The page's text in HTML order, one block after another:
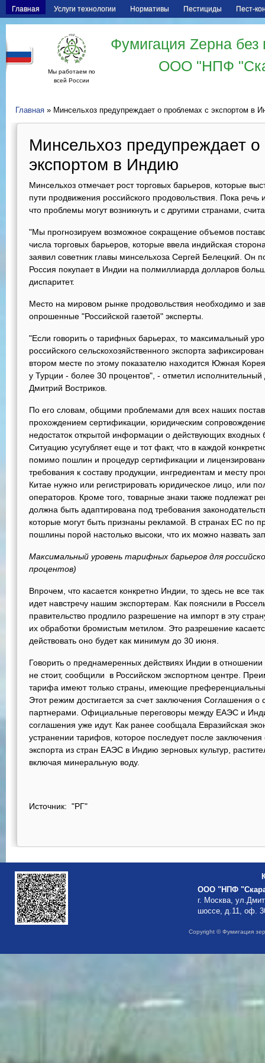
Главная Услуги технологии Нормативы Пестициды Пест-
Мы работаем по
всей России
Фумигация Zерна
ООО "НПФ
Главная » Минсельхоз предупреждает о проблемах с экспортом в
Минсельхоз предупреждает
экспортом в Индию
Минсельхоз отмечает рост торговых барьеров, которые
пути продвижения российского продовольствия. Пока
что проблемы могут возникнуть и с другими странами,
"Мы прогнозируем возможное сокращение объемов
числа торговых барьеров, которые ввела индийская
заявил советник главы минсельхоза Сергей Белецкий. Он
Россия покупает в Индии на полмиллиарда долларов
диспаритет.
Место на мировом рынке продовольствия необходимо и
опрошенные "Российской газетой" эксперты.
"Если говорить о тарифных барьерах, то максимальный
российского сельскохозяйственного экспорта
втором месте по этому показателю находится Южная
у Турции - более 30 процентов", - отметил
Дмитрий Востриков.
По его словам, общими проблемами для всех наших
прохождением сертификации, юридическим
недостаток открытой информации о действующих
Ситуацию усугубляет еще и тот факт, что в каждой
помимо пошлин и процедур сертификации и
требования к составу продукции, ингредиентам и месту
Китае нужно или регистрировать юридическое лицо, или
операторов. Кроме того, товарные знаки также подлежат
должна быть адаптирована под требования
которые могут быть признаны рекламой. В странах ЕС по
пошлины порой настолько высоки, что их можно назвать
Максимальный уровень тарифных барьеров для
процентов)
Впрочем, что касается конкретно Индии, то здесь не все
идет навстречу нашим экспортерам. Как пояснили в
правительство продлило разрешение на импорт в эту
их обработки бромистым метилом. Это разрешение
действовать оно будет как минимум до 30 июня.
Говорить о преднамеренных действиях Индии в отношении
не стоит, сообщили в Российском экспортном центре.
тарифа имеют только страны, имеющие
Этот режим достигается за счет заключения Соглашения о
партнерами. Официальные переговоры между ЕАЭС и
соглашения уже идут. Как ранее сообщала Евразийская
устранении тарифов, которое последует после заключения
экспорта из стран ЕАЭС в Индию зерновых культур,
включая минеральную воду.
Источник: "РГ"
ООО "НПФ
г. Москва,
шоссе, д.11, оф.
Copyright © Фумигация